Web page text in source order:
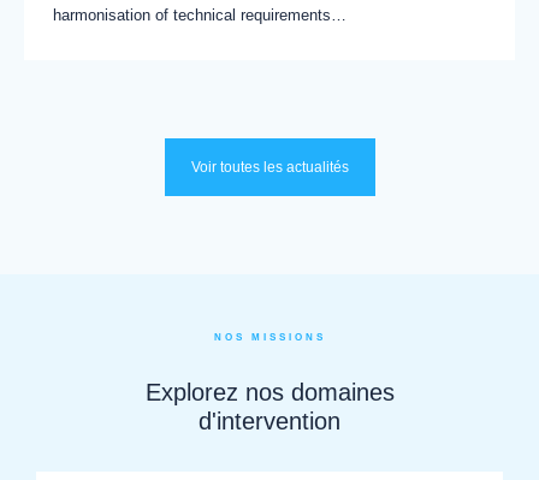
harmonisation of technical requirements…
Voir toutes les actualités
NOS MISSIONS
Explorez nos domaines
d'intervention